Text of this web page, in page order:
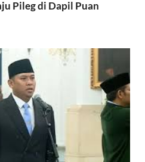
Pileg di Dapil Puan